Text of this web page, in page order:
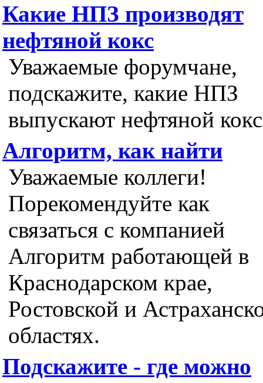
Какие НПЗ производят
нефтяной кокс
Уважаемые форумчане,
подскажите, какие НПЗ
выпускают нефтяной
Алгоритм, как найти
Уважаемые коллеги!
Порекомендуйте как
связаться с компанией
Алгоритм работающей в
Краснодарском крае,
Ростовской и
областях.
Подскажите - где можно